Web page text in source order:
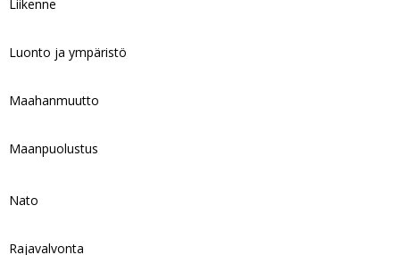
Liikenne
Luonto ja ympäristö
Maahanmuutto
Maanpuolustus
Nato
Rajavalvonta